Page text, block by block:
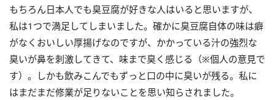
もちろん日本人でも臭豆腐が好きな人はいると思いますが、
私は1 つで満足してしまいました。確かに臭豆腐自体の味は癖
がなくおいしい厚揚げなのですが、かかっている汁の強烈な
臭いが鼻を刺激してきて、味まで臭く感じる（※個人の意見で
す）。しかも飲みこんでもずっと口の中に臭いが残る。私に
はまだまだ修業が足りないことを思い知らされました。